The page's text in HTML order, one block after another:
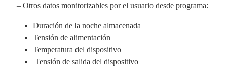
– Otros datos monitorizables por el usuario desde programa:
Duración de la noche almacenada
Tensión de alimentación
Temperatura del dispositivo
Tensión de salida del dispositivo